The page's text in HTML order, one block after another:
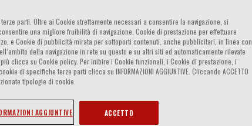
parti. Oltre ai Cookie strettamente necessari a consentire la navigazione, si
una migliore fruibilità di navigazione, Cookie di prestazione per effettuare
e Cookie di pubblicità mirata per sottoporti contenuti, anche pubblicitari, in linea con
della navigazione in rete su questo e su altri siti ed automaticamente rilevate
clicca su Cookie policy. Per inibire i Cookie funzionali, i Cookie di prestazione, i
di specifiche terze parti clicca su INFORMAZIONI AGGIUNTIVE. Cliccando ACCETTO
tipologie di cookie.
AGGIUNTIVE ACCETTO